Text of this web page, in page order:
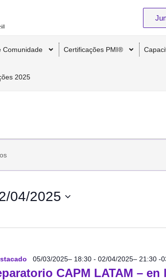
Comunidade Certificações PMI®
2025
04/2025
CAPM LATAM – en
05/03/2025– 18:30- 02/04/2025– 21:30 -